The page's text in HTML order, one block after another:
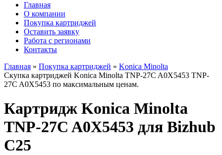
Главная
О компании
Покупка картриджей
Оставить заявку
Работа с регионами
Контакты
Главная » Покупка картриджей » Konica Minolta
Скупка картриджей Konica Minolta TNP-27C A0X5453 TNP-
27C A0X5453 по максимальным ценам.
Картридж Konica Minolta
TNP-27C A0X5453 для Bizhub
C25